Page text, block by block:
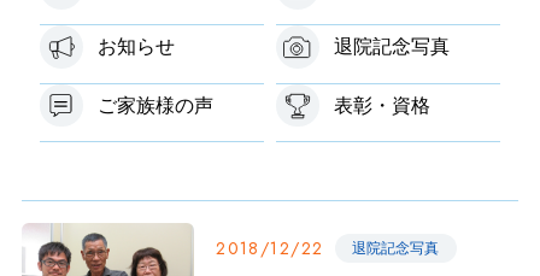
お知らせ 退院記念写真
ご家族様の声 表彰・資格
2018/12/22 退院記念写真